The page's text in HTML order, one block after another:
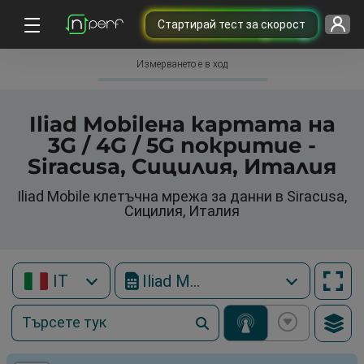
Cтартирай тест за скорост
Измерването е в ход
Iliad Mobileна картата на
3G / 4G / 5G покритие -
Siracusa, Сицилия, Италия
Iliad Mobile клетъчна мрежа за данни в Siracusa,
Сицилия, Италия
IT Iliad Mobile